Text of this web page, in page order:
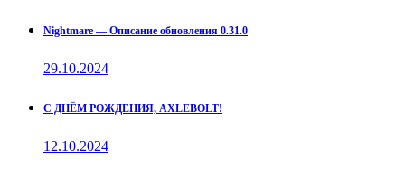
Nightmare — Описание обновления 0.31.0
29.10.2024
С ДНЁМ РОЖДЕНИЯ, AXLEBOLT!
12.10.2024